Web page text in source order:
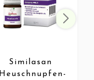
Similasan
Heuschnupfen-